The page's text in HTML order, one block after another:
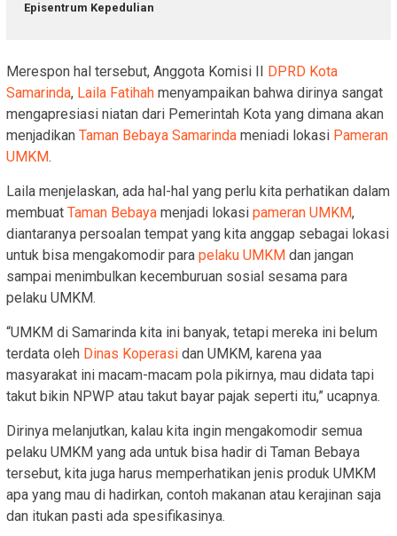
Episentrum Kepedulian
Merespon hal tersebut, Anggota Komisi II DPRD Kota
Samarinda, Laila Fatihah menyampaikan bahwa dirinya sangat
mengapresiasi niatan dari Pemerintah Kota yang dimana akan
menjadikan Taman Bebaya Samarinda meniadi lokasi Pameran
UMKM.
Laila menjelaskan, ada hal-hal yang perlu kita perhatikan dalam
membuat Taman Bebaya menjadi lokasi pameran UMKM,
diantaranya persoalan tempat yang kita anggap sebagai lokasi
untuk bisa mengakomodir para pelaku UMKM dan jangan
sampai menimbulkan kecemburuan sosial sesama para
pelaku UMKM.
“UMKM di Samarinda kita ini banyak, tetapi mereka ini belum
terdata oleh Dinas Koperasi dan UMKM, karena yaa
masyarakat ini macam-macam pola pikirnya, mau didata tapi
takut bikin NPWP atau takut bayar pajak seperti itu,” ucapnya.
Dirinya melanjutkan, kalau kita ingin mengakomodir semua
pelaku UMKM yang ada untuk bisa hadir di Taman Bebaya
tersebut, kita juga harus memperhatikan jenis produk UMKM
apa yang mau di hadirkan, contoh makanan atau kerajinan saja
dan itukan pasti ada spesifikasinya.